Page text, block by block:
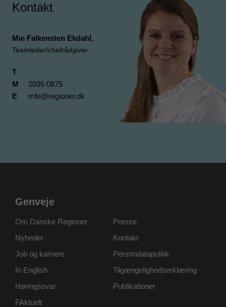
Kontakt
Mie Falkensten Ekdahl,
Teamleder/chefrådgiver
T
M
2095 0875
E
mfe@regioner.dk
Genveje
Om Danske Regioner
Presse
Nyheder
Kontakt
Job og karriere
Persondatapolitik
In English
Tilgængelighedserklæring
Høringssvar
Publikationer
FAktuelt